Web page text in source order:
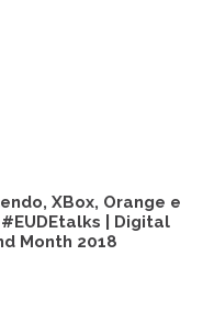
XBox, Orange e
#EUDEtalks | Digital
Month 2018